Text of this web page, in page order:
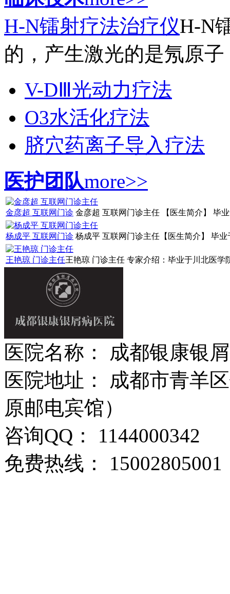
H-N镭射疗法治疗仪H-N
的，产生激光的是氖原子
V-DⅢ光动力疗法
O3水活化疗法
脐穴药离子导入疗法
医护团队more>>
金彦超 互联网门诊 金彦超 互联网门诊主任 【医生简介】 毕
杨成平 互联网门诊 杨成平 互联网门诊主任【医生简介】 毕
王艳琼 门诊主任王艳琼 门诊主任 专家介绍：毕业于川北医学
医院名称： 成都银康银
医院地址： 成都市青羊
原邮电宾馆）
咨询QQ： 1144000342
免费热线： 15002805001